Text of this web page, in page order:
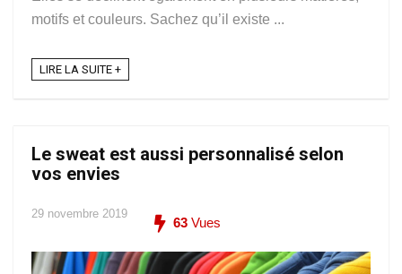
motifs et couleurs. Sachez qu’il existe ...
LIRE LA SUITE +
Le sweat est aussi personnalisé selon
vos envies
29 novembre 2019
63 Vues